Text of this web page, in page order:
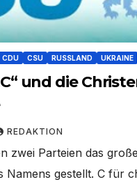
CDU CSU RUSSLAND UKRAINE
und die
REDAKTION
zwei Parteien das
Namens gestellt. C für